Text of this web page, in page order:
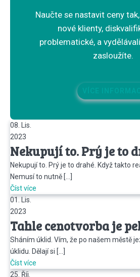
Naučte se nastavit ceny
nové klienty,
problematické, a
zasloužíte.
08. Lis.
2023
Nekupují to. Prý je to
Nekupují to. Prý je to drahé. Když takto
Nemusí to nutně […]
Číst více
01. Lis.
2023
Tahle cenotvorba je
Sháním úklid. Vím, že po našem městě
úklidu. Dělají si […]
Číst více
25. Říj.